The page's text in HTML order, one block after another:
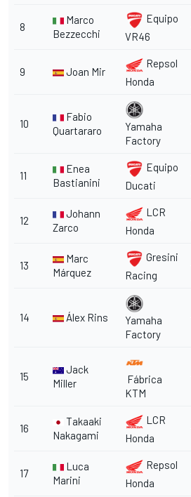
8
Marco
Bezzecchi
Equipo
VR46
9 Joan Mir
Repsol
Honda
10
Fabio
Quartararo
Yamaha
Factory
11
Enea
Bastianini
Equipo
Ducati
12
Johann
Zarco
LCR
Honda
13
Marc
Márquez
Gresini
Racing
14 Álex Rins
Yamaha
Factory
15
Jack
Miller
Fábrica
KTM
16
Takaaki
Nakagami
LCR
Honda
17
Luca
Marini
Repsol
Honda